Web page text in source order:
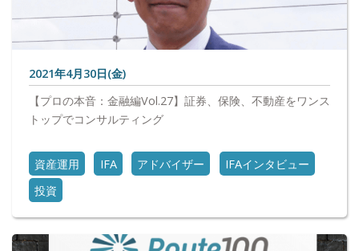
2021年4月30日(金)
【プロの本音：金融編Vol.27】証券、保険、不動産をワンス
トップでコンサルティング
資産運用 IFA アドバイザー
IFAインタビュー
投資